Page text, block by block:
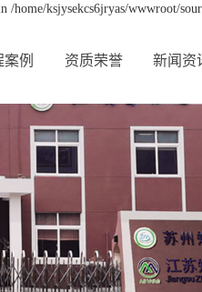
/home/ksjysekcs6jryas/wwwroot/
案例 资质荣誉 新闻资